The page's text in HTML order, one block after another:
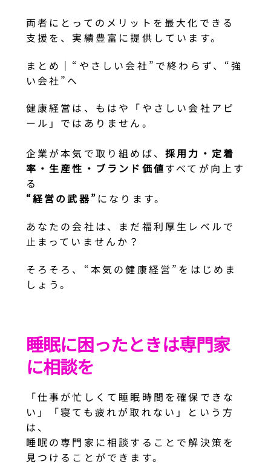
両者にとってのメリットを最大化できる
支援を、実績豊富に提供しています。
まとめ｜“やさしい会社”で終わらず、“強
い会社”へ
健康経営は、もはや「やさしい会社アピ
ール」ではありません。
企業が本気で取り組めば、 採用力・定着
率・生産性・ブランド価値すべてが向上す
る
“経営の武器” になります。
あなたの会社は、まだ福利厚生レベルで
止まっていませんか？
そろそろ、“本気の健康経営”をはじめま
しょう。
睡眠に困ったときは専門家
に相談を
「仕事が忙しくて睡眠時間を確保できな
い」「寝ても疲れが取れない」という方
は、
睡眠の専門家に相談することで解決策を
見つけることができます。